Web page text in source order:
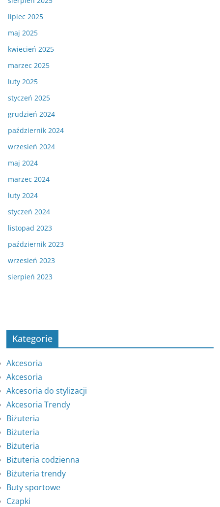
lipiec 2025
maj 2025
kwiecień 2025
marzec 2025
luty 2025
styczeń 2025
grudzień 2024
październik 2024
wrzesień 2024
maj 2024
marzec 2024
luty 2024
styczeń 2024
listopad 2023
październik 2023
wrzesień 2023
sierpień 2023
Kategorie
Akcesoria
Akcesoria
Akcesoria do stylizacji
Akcesoria Trendy
Biżuteria
Biżuteria
Biżuteria
Biżuteria codzienna
Biżuteria trendy
Buty sportowe
Czapki